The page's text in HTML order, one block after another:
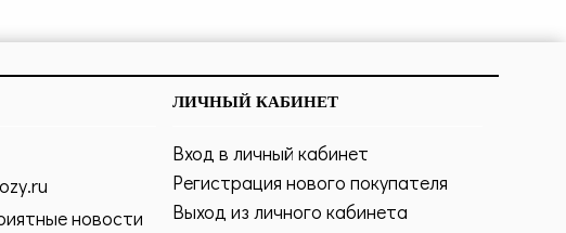
новости
ЛИЧНЫЙ КАБИНЕТ
Вход в личный кабинет
Регистрация нового покупателя
Выход из личного кабинета